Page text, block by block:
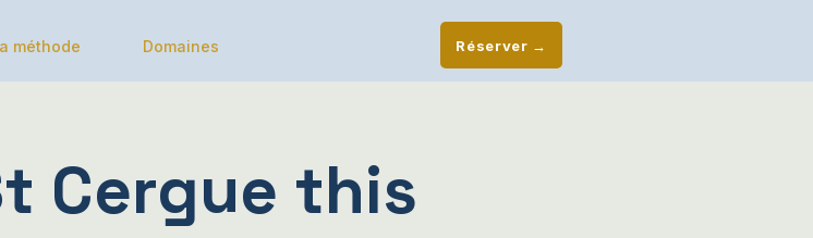
méthode Domaines Réserver →
Cergue this